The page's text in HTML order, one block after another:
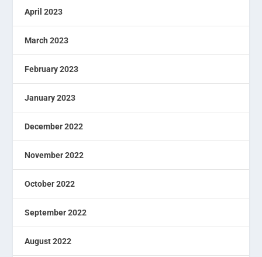
April 2023
March 2023
February 2023
January 2023
December 2022
November 2022
October 2022
September 2022
August 2022